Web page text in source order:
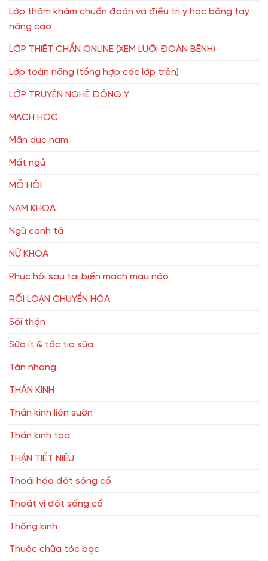
Lớp thăm khám chuẩn đoán và điều trị y học bằng tay
nâng cao
LỚP THIỆT CHẨN ONLINE (XEM LƯỠI ĐOÁN BỆNH)
Lớp toàn năng (tổng hợp các lớp trên)
LỚP TRUYỀN NGHỀ ĐÔNG Y
MẠCH HỌC
Mãn dục nam
Mất ngủ
MỒ HÔI
NAM KHOA
Ngũ canh tả
NỮ KHOA
Phục hồi sau tai biến mạch máu não
RỐI LOẠN CHUYỂN HÓA
Sỏi thận
Sữa ít & tắc tia sữa
Tàn nhang
THẦN KINH
Thần kinh liên sườn
Thần kinh tọa
THẬN TIẾT NIỆU
Thoái hóa đốt sống cổ
Thoát vị đốt sống cổ
Thống kinh
Thuốc chữa tóc bạc